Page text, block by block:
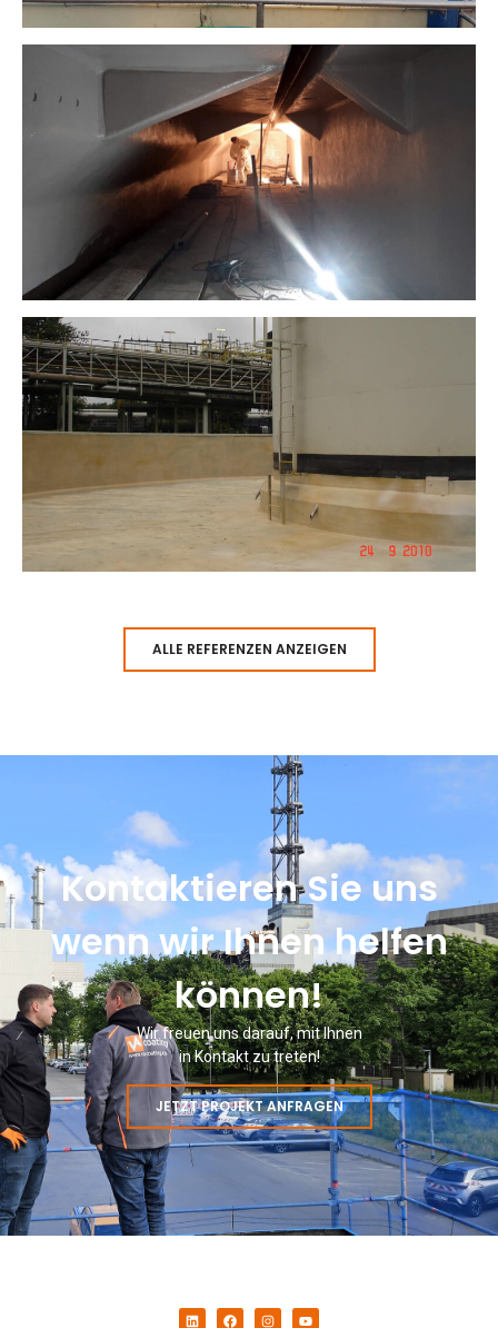
ALLE REFERENZEN ANZEIGEN
Kontaktieren Sie uns
wenn wir Ihnen helfen
können!
Wir freuen uns darauf, mit Ihnen
in Kontakt zu treten!
JETZT PROJEKT ANFRAGEN